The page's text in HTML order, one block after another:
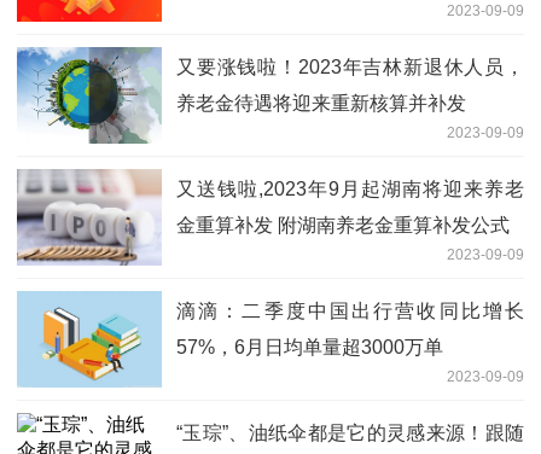
2023-09-09
又要涨钱啦！2023年吉林新退休人员，
养老金待遇将迎来重新核算并补发
2023-09-09
又送钱啦,2023年9月起湖南将迎来养老
金重算补发 附湖南养老金重算补发公式
2023-09-09
滴滴：二季度中国出行营收同比增长
57%，6月日均单量超3000万单
2023-09-09
“玉琮”、油纸伞都是它的灵感来源！跟随